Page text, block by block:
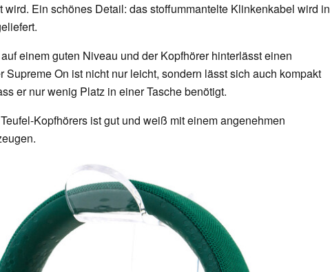
wird. Ein schönes Detail: das stoffummantelte Klinkenkabel wird in
einem guten Niveau und der Kopfhörer hinterlässt einen
Supreme On ist nicht nur leicht, sondern lässt sich auch kompakt
er nur wenig Platz in einer Tasche benötigt.
Kopfhörers ist gut und weiß mit einem angenehmen